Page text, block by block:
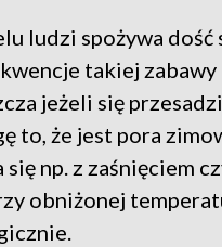
ludzi spożywa dość
takiej zabawy
jeżeli się
to, że jest pora
się np. z zaśnięciem
obniżonej